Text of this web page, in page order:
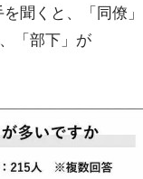
聞くと、「同僚」
「部下」が